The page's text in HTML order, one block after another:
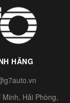
HÃNG
Hải Phòng,